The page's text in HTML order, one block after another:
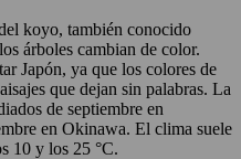
koyo, también conocido
árboles cambian de color.
Japón, ya que los colores de
que dejan sin palabras. La
de septiembre en
en Okinawa. El clima suele
10 y los 25 °C.